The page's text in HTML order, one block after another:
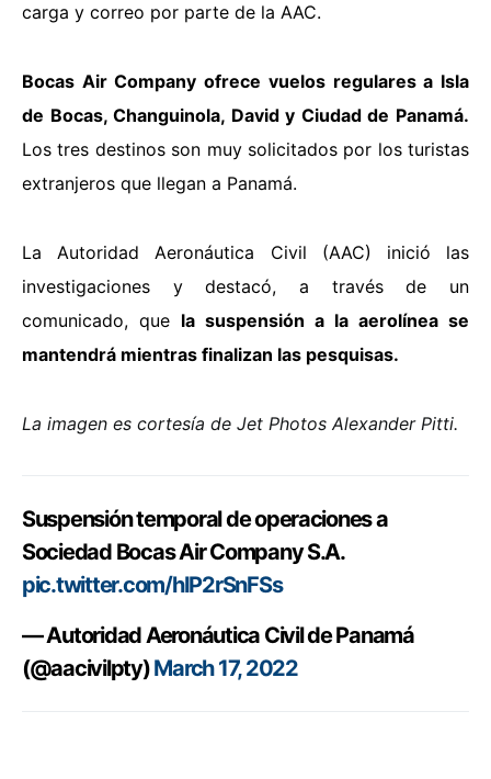
carga y correo por parte de la AAC.
Bocas Air Company ofrece vuelos regulares a Isla
de Bocas, Changuinola, David y Ciudad de Panamá.
Los tres destinos son muy solicitados por los turistas
extranjeros que llegan a Panamá.
La Autoridad Aeronáutica Civil (AAC) inició las
investigaciones y destacó, a través de un
comunicado, que la suspensión a la aerolínea se
mantendrá mientras finalizan las pesquisas.
La imagen es cortesía de Jet Photos Alexander Pitti.
Suspensión temporal de operaciones a
Sociedad Bocas Air Company S.A.
pic.twitter.com/hIP2rSnFSs
— Autoridad Aeronáutica Civil de Panamá
(@aacivilpty)March 17, 2022